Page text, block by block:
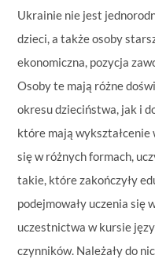
Ukrainie nie jest
dzieci, a także osoby
ekonomiczna, pozycja
Osoby te mają różne
okresu dzieciństwa, jak i
które mają wykształcenie
się w różnych formach,
takie, które zakończyły
podejmowały uczenia się
uczestnictwa w kursie
czynników. Należały do